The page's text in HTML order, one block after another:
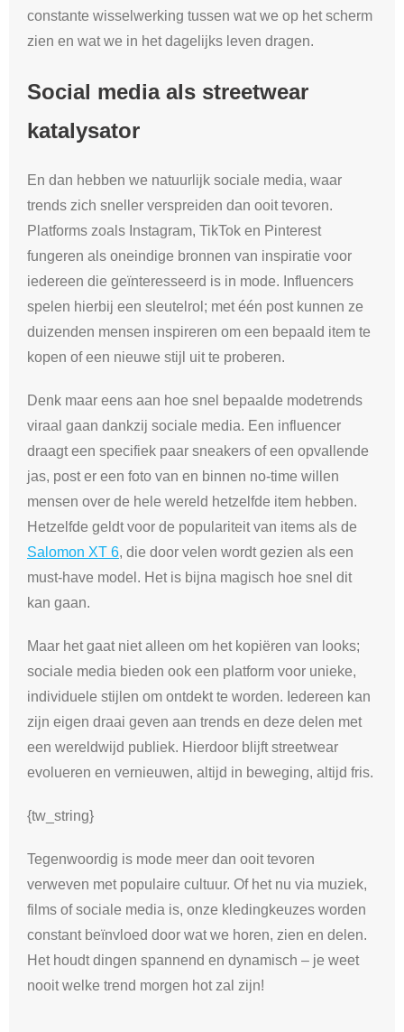
constante wisselwerking tussen wat we op het scherm
zien en wat we in het dagelijks leven dragen.
Social media als streetwear
katalysator
En dan hebben we natuurlijk sociale media, waar
trends zich sneller verspreiden dan ooit tevoren.
Platforms zoals Instagram, TikTok en Pinterest
fungeren als oneindige bronnen van inspiratie voor
iedereen die geïnteresseerd is in mode. Influencers
spelen hierbij een sleutelrol; met één post kunnen ze
duizenden mensen inspireren om een bepaald item te
kopen of een nieuwe stijl uit te proberen.
Denk maar eens aan hoe snel bepaalde modetrends
viraal gaan dankzij sociale media. Een influencer
draagt een specifiek paar sneakers of een opvallende
jas, post er een foto van en binnen no-time willen
mensen over de hele wereld hetzelfde item hebben.
Hetzelfde geldt voor de populariteit van items als de
Salomon XT 6, die door velen wordt gezien als een
must-have model. Het is bijna magisch hoe snel dit
kan gaan.
Maar het gaat niet alleen om het kopiëren van looks;
sociale media bieden ook een platform voor unieke,
individuele stijlen om ontdekt te worden. Iedereen kan
zijn eigen draai geven aan trends en deze delen met
een wereldwijd publiek. Hierdoor blijft streetwear
evolueren en vernieuwen, altijd in beweging, altijd fris.
{tw_string}
Tegenwoordig is mode meer dan ooit tevoren
verweven met populaire cultuur. Of het nu via muziek,
films of sociale media is, onze kledingkeuzes worden
constant beïnvloed door wat we horen, zien en delen.
Het houdt dingen spannend en dynamisch – je weet
nooit welke trend morgen hot zal zijn!